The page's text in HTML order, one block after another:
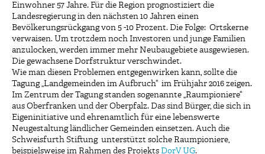
Einwohner 57 Jahre. Für die Region prognostiziert die
Landesregierung in den nächsten 10 Jahren einen
Bevölkerungsrückgang von 5 -10 Prozent. Die Folge: Ortskerne
verwaisen. Um trotzdem noch Investoren und junge Familien
anzulocken, werden immer mehr Neubaugebiete ausgewiesen.
Die gewachsene Dorfstruktur verschwindet.
Wie man diesen Problemen entgegenwirken kann, sollte die
Tagung „Landgemeinden im Aufbruch“ im Frühjahr 2016 zeigen.
Im Zentrum der Tagung standen sogenannte „Raumpioniere“
aus Oberfranken und der Oberpfalz. Das sind Bürger, die sich in
Eigeninitiative und ehrenamtlich für eine lebenswerte
Neugestaltung ländlicher Gemeinden einsetzen. Auch die
Schweisfurth Stiftung unterstützt solche Raumpioniere,
beispielsweise im Rahmen des Projekts DorV UG.